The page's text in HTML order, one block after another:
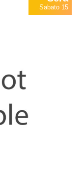
Sabato 15